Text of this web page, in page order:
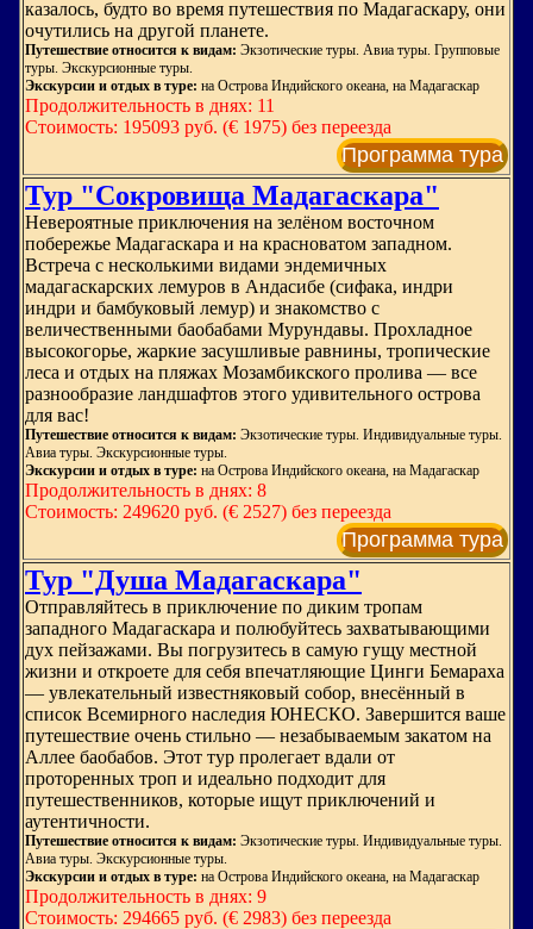
казалось, будто во время путешествия по Мадагаскару, они
очутились на другой планете.
Путешествие относится к видам: Экзотические туры. Авиа туры. Групповые
туры. Экскурсионные туры.
Экскурсии и отдых в туре: на Острова Индийского океана, на Мадагаскар
Продолжительность в днях: 11
Стоимость: 195093 руб. (€ 1975) без переезда
Программа тура
Тур "Сокровища Мадагаскара"
Невероятные приключения на зелёном восточном
побережье Мадагаскара и на красноватом западном.
Встреча с несколькими видами эндемичных
мадагаскарских лемуров в Андасибе (сифака, индри
индри и бамбуковый лемур) и знакомство с
величественными баобабами Мурундавы. Прохладное
высокогорье, жаркие засушливые равнины, тропические
леса и отдых на пляжах Мозамбикского пролива — все
разнообразие ландшафтов этого удивительного острова
для вас!
Путешествие относится к видам: Экзотические туры. Индивидуальные туры.
Авиа туры. Экскурсионные туры.
Экскурсии и отдых в туре: на Острова Индийского океана, на Мадагаскар
Продолжительность в днях: 8
Стоимость: 249620 руб. (€ 2527) без переезда
Программа тура
Тур "Душа Мадагаскара"
Отправляйтесь в приключение по диким тропам
западного Мадагаскара и полюбуйтесь захватывающими
дух пейзажами. Вы погрузитесь в самую гущу местной
жизни и откроете для себя впечатляющие Цинги Бемараха
— увлекательный известняковый собор, внесённый в
список Всемирного наследия ЮНЕСКО. Завершится ваше
путешествие очень стильно — незабываемым закатом на
Аллее баобабов. Этот тур пролегает вдали от
проторенных троп и идеально подходит для
путешественников, которые ищут приключений и
аутентичности.
Путешествие относится к видам: Экзотические туры. Индивидуальные туры.
Авиа туры. Экскурсионные туры.
Экскурсии и отдых в туре: на Острова Индийского океана, на Мадагаскар
Продолжительность в днях: 9
Стоимость: 294665 руб. (€ 2983) без переезда